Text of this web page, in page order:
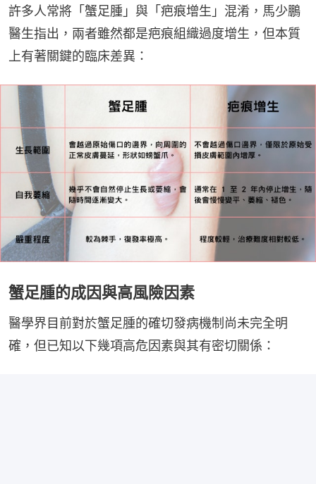
許多人常將「蟹足腫」與「疤痕增生」混淆，馬少鵬
醫生指出，兩者雖然都是疤痕組織過度增生，但本質
上有著關鍵的臨床差異：
蟹足腫的成因與高風險因素
醫學界目前對於蟹足腫的確切發病機制尚未完全明
確，但已知以下幾項高危因素與其有密切關係：